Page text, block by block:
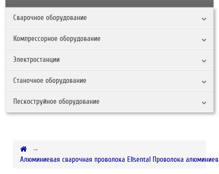
Сварочное оборудование
Компрессорное оборудование
Электростанции
Станочное оборудование
Пескоструйное оборудование
Алюминиевая сварочная проволока Elisental Проволока